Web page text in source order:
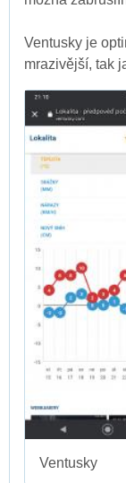
Ventusky je
mrazivější, tak
Ventusky